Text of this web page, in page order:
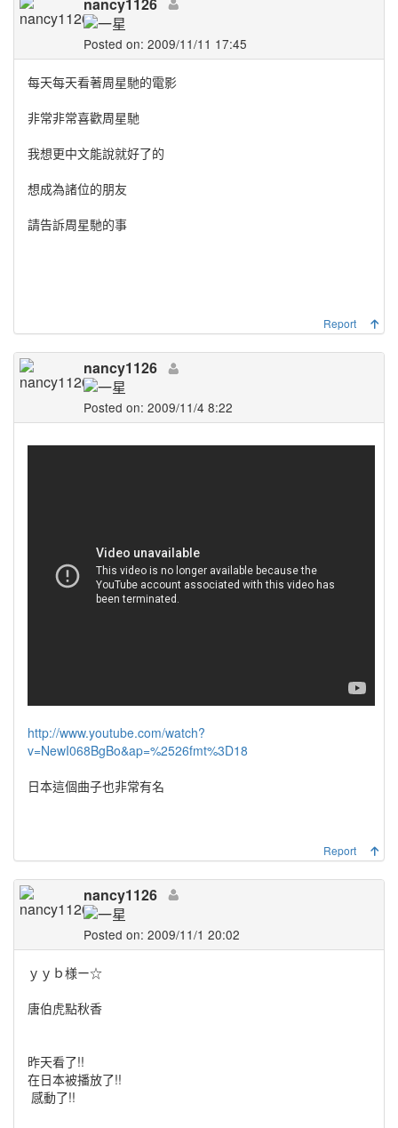
Posted on: 2009/11/11 17:45
每天每天看著周星馳的電影
非常非常喜歡周星馳
我想更中文能說就好了的
想成為諸位的朋友
請告訴周星馳的事
Report
nancy1126
Posted on: 2009/11/4 8:22
http://www.youtube.com/watch?
v=NewI068BgBo&ap=%2526fmt%3D18
日本這個曲子也非常有名
Report
nancy1126
Posted on: 2009/11/1 20:02
ｙｙｂ様ー☆
唐伯虎點秋香
昨天看了!!
在日本被播放了!!
感動了!!